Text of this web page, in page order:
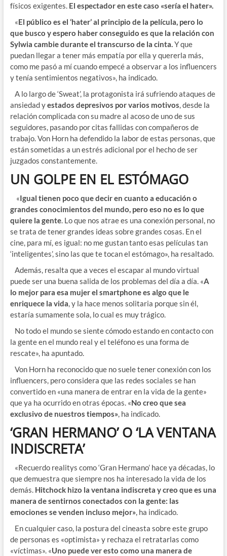
físicos exigentes. El espectador en este caso «sería el hater».
«El público es el ‘hater’ al principio de la película, pero lo
que busco y espero haber conseguido es que la relación con
Sylwia cambie durante el transcurso de la cinta.Y que
puedan llegar a tener más empatía por ella y quererla más,
como me pasó a mí cuando empecé a observar a los influencers
y tenía sentimientos negativos», ha indicado.
A lo largo de ‘Sweat’, la protagonista irá sufriendo ataques de
ansiedad yestados depresivos por varios motivos, desde la
relación complicada con su madre al acoso de uno de sus
seguidores, pasando por citas fallidas con compañeros de
trabajo. Von Horn ha defendido la labor de estas personas, que
están sometidas a un estrés adicional por el hecho de ser
juzgados constantemente.
UN GOLPE EN EL ESTÓMAGO
«Igual tienen poco que decir en cuanto a educación o
grandes conocimientos del mundo, pero eso no es lo que
quiere la gente. Lo que nos atrae es una conexión personal, no
se trata de tener grandes ideas sobre grandes cosas. En el
cine, para mí, es igual: no me gustan tanto esas películas tan
‘inteligentes’, sino las que te tocan el estómago», ha resaltado.
Además, resalta que a veces el escapar al mundo virtual
puede ser una buena salida de los problemas del día a día. «A
lo mejor para esa mujer el smartphone es algo que le
enriquece la vida, y la hace menos solitaria porque sin él,
estaría sumamente sola, lo cual es muy trágico.
No todo el mundo se siente cómodo estando en contacto con
la gente en el mundo real y el teléfono es una forma de
rescate», ha apuntado.
Von Horn ha reconocido que no suele tener conexión con los
influencers, pero considera que las redes sociales se han
convertido en «una manera de entrar en la vida de la gente»
que ya ha ocurrido en otras épocas. «No creo que sea
exclusivo de nuestros tiempos», ha indicado.
‘GRAN HERMANO’ O ‘LA VENTANA
INDISCRETA’
«Recuerdo realitys como ‘Gran Hermano’ hace ya décadas, lo
que demuestra que siempre nos ha interesado la vida de los
demás. Hitchock hizo la ventana indiscreta y creo que es una
manera de sentirnos conectados con la gente: las
emociones se venden incluso mejor», ha indicado.
En cualquier caso, la postura del cineasta sobre este grupo
de personas es «optimista» y rechaza el retratarlas como
«víctimas». «Uno puede ver esto como una manera de